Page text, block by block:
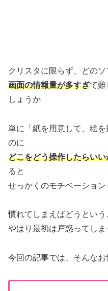
クリスタに限らず、どの
画面の情報量が多すぎて
しょうか
単に「紙を用意して、絵
のに
どこをどう操作したらい
ると
せっかくのモチベーショ
慣れてしまえばどうとい
やはり最初は戸惑ってしま
今回の記事では、そんな